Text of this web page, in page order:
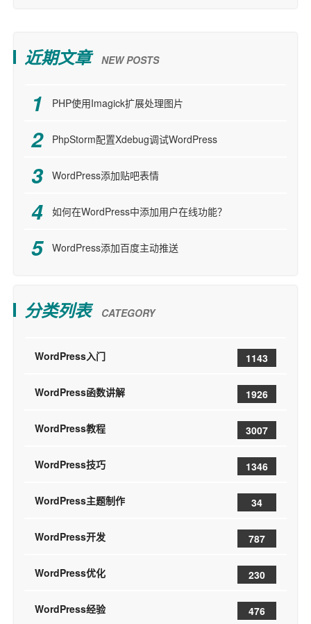
近期文章 NEW POSTS
PHP使用Imagick扩展处理图片
PhpStorm配置Xdebug调试WordPress
WordPress添加贴吧表情
如何在WordPress中添加用户在线功能？
WordPress添加百度主动推送
分类列表 CATEGORY
WordPress入门 1143
WordPress函数讲解 1926
WordPress教程 3007
WordPress技巧 1346
WordPress主题制作 34
WordPress开发 787
WordPress优化 230
WordPress经验 476